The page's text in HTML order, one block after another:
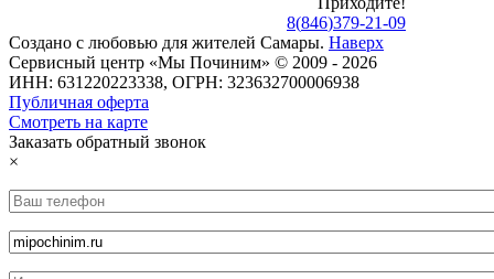
8(846)379-21-09
Создано с любовью для жителей Самары. Наверх
Сервисный центр «Мы Починим» © 2009 - 2026
ИНН: 631220223338, ОГРН: 323632700006938
Публичная оферта
Смотреть на карте
Заказать обратный звонок
×